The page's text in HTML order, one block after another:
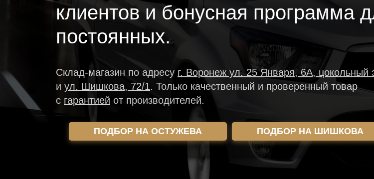
клиентов и бонусная программа
постоянных.
Склад-магазин по адресу г. Воронеж ул. 25 Января, 6А, цокольный
и ул. Шишкова, 72/1. Только качественный и проверенный товар
с гарантией от производителей.
ПОДБОР НА ОСТУЖЕВА ПОДБОР НА ШИШКОВА